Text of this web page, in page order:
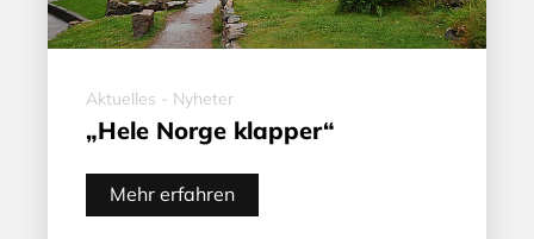
Aktuelles - Nyheter
„Hele Norge klapper“
Mehr erfahren